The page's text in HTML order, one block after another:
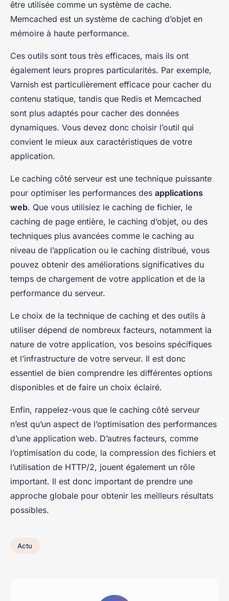
être utilisée comme un système de cache.
Memcached est un système de caching d’objet en
mémoire à haute performance.
Ces outils sont tous très efficaces, mais ils ont
également leurs propres particularités. Par exemple,
Varnish est particulièrement efficace pour cacher du
contenu statique, tandis que Redis et Memcached
sont plus adaptés pour cacher des données
dynamiques. Vous devez donc choisir l’outil qui
convient le mieux aux caractéristiques de votre
application.
Le caching côté serveur est une technique puissante
pour optimiser les performances des applications
web. Que vous utilisiez le caching de fichier, le
caching de page entière, le caching d’objet, ou des
techniques plus avancées comme le caching au
niveau de l’application ou le caching distribué, vous
pouvez obtenir des améliorations significatives du
temps de chargement de votre application et de la
performance du serveur.
Le choix de la technique de caching et des outils à
utiliser dépend de nombreux facteurs, notamment la
nature de votre application, vos besoins spécifiques
et l’infrastructure de votre serveur. Il est donc
essentiel de bien comprendre les différentes options
disponibles et de faire un choix éclairé.
Enfin, rappelez-vous que le caching côté serveur
n’est qu’un aspect de l’optimisation des performances
d’une application web. D’autres facteurs, comme
l’optimisation du code, la compression des fichiers et
l’utilisation de HTTP/2, jouent également un rôle
important. Il est donc important de prendre une
approche globale pour obtenir les meilleurs résultats
possibles.
Actu